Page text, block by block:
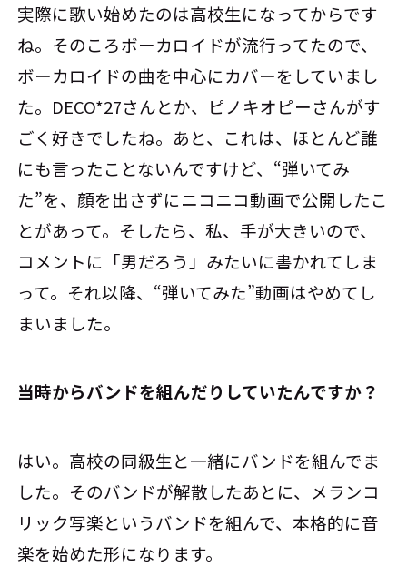
実際に歌い始めたのは高校生になってからです
ね。そのころボーカロイドが流行ってたので、
ボーカロイドの曲を中心にカバーをしていまし
た。DECO*27さんとか、ピノキオピーさんがす
ごく好きでしたね。あと、これは、ほとんど誰
にも言ったことないんですけど、“弾いてみ
た”を、顔を出さずにニコニコ動画で公開したこ
とがあって。そしたら、私、手が大きいので、
コメントに「男だろう」みたいに書かれてしま
って。それ以降、“弾いてみた”動画はやめてし
まいました。
――当時からバンドを組んだりしていたんですか？
はい。高校の同級生と一緒にバンドを組んでま
した。そのバンドが解散したあとに、メランコ
リック写楽というバンドを組んで、本格的に音
楽を始めた形になります。